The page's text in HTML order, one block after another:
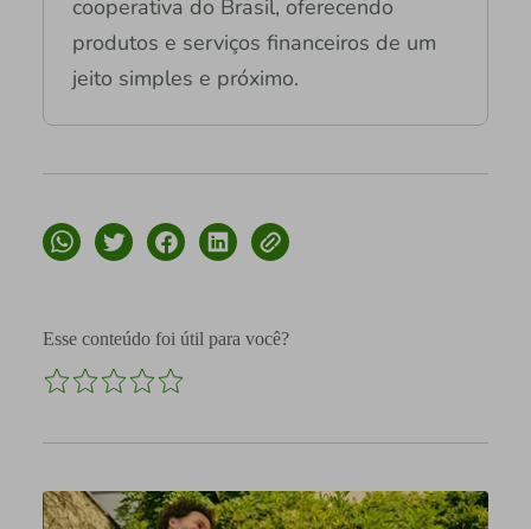
cooperativa do Brasil, oferecendo
produtos e serviços financeiros de um
jeito simples e próximo.
Esse conteúdo foi útil para você?